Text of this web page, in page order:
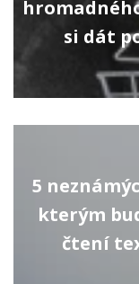
si dát
5
kterým
čtení